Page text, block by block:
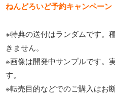
ねんどろいど予約キャンペー
※特典の送付はランダムです。
きません。
※画像は開発中サンプルです。
す。
※転売目的などでのご購入はお